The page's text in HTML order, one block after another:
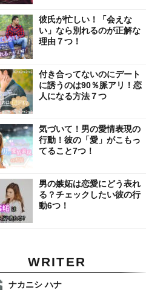
彼氏が忙しい！「会えな
い」なら別れるのが正解な
理由７つ！
付き合ってないのにデート
に誘うのは90％脈アリ！恋
人になる方法７つ
気づいて！男の愛情表現の
行動！彼の「愛」がこもっ
てること7つ！
男の嫉妬は恋愛にどう表れ
る？チェックしたい彼の行
動6つ！
WRITER
ナカニシ ハナ